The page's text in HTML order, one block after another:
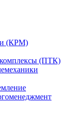
(КРМ)
(ПТК)